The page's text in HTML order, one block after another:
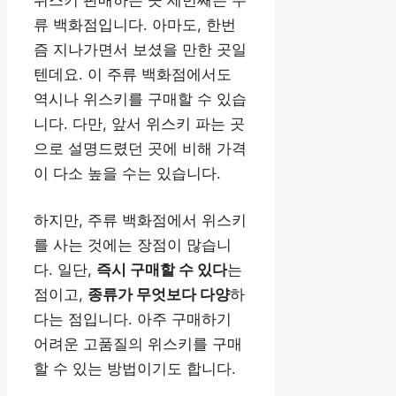
류 백화점입니다. 아마도, 한번
즘 지나가면서 보셨을 만한 곳일
텐데요. 이 주류 백화점에서도
역시나 위스키를 구매할 수 있습
니다. 다만, 앞서 위스키 파는 곳
으로 설명드렸던 곳에 비해 가격
이 다소 높을 수는 있습니다.
하지만, 주류 백화점에서 위스키
를 사는 것에는 장점이 많습니
다. 일단, 즉시 구매할 수 있다는
점이고, 종류가 무엇보다 다양하
다는 점입니다. 아주 구매하기
어려운 고품질의 위스키를 구매
할 수 있는 방법이기도 합니다.